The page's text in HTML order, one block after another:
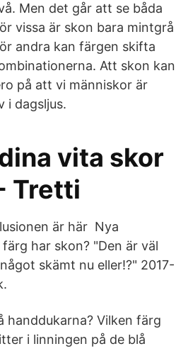
Men det går att se båda
vissa är skon bara mintgrå
andra kan färgen skifta
Att skon kan
på att vi människor är
i dagsljus.
vita skor
Tretti
är här Nya
har skon? "Den är väl
skämt nu eller!?" 2017-
handdukarna? Vilken färg
i linningen på de blå